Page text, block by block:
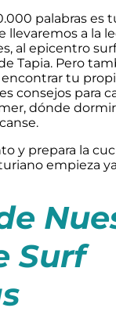
palabras es
llevaremos a la
al epicentro
Tapia. Pero
tu
consejos para
dónde
y prepara la
empieza
Surf